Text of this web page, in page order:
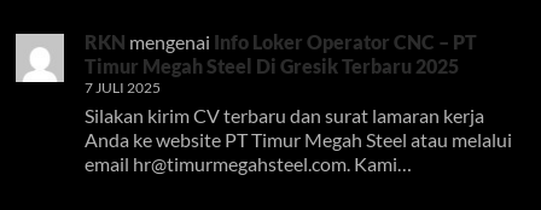
RKN mengenai Info Loker Operator CNC – PT
Timur Megah Steel Di Gresik Terbaru 2025
7 JULI 2025
Silakan kirim CV terbaru dan surat lamaran kerja
Anda ke website PT Timur Megah Steel atau melalui
email hr@timurmegahsteel.com. Kami…